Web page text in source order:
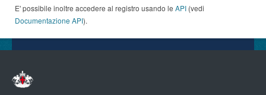
E' possibile inoltre accedere al registro usando le API (vedi
Documentazione API).